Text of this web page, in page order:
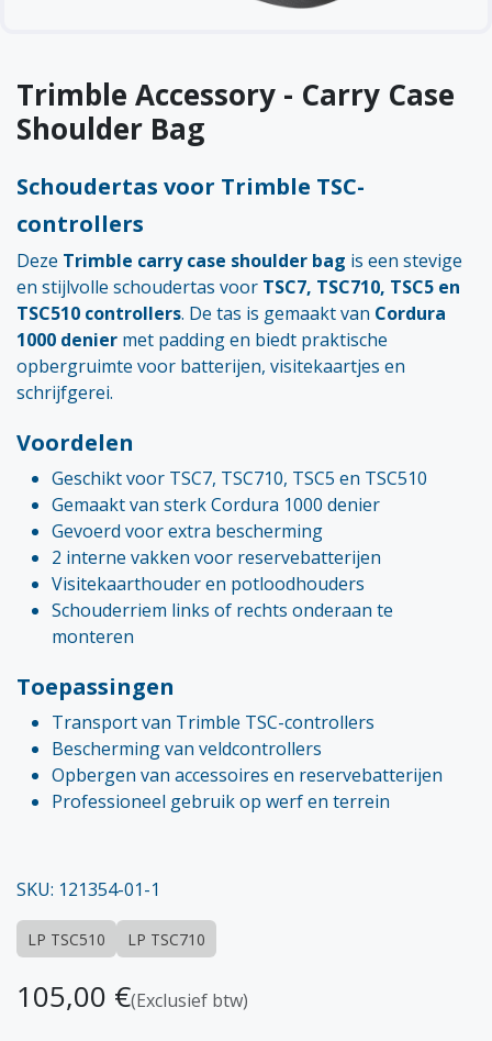
Trimble Accessory - Carry Case
Shoulder Bag
Schoudertas voor Trimble TSC-
controllers
Deze Trimble carry case shoulder bag is een stevige
en stijlvolle schoudertas voor TSC7, TSC710, TSC5 en
TSC510 controllers. De tas is gemaakt van Cordura
1000 denier met padding en biedt praktische
opbergruimte voor batterijen, visitekaartjes en
schrijfgerei.
Voordelen
Geschikt voor TSC7, TSC710, TSC5 en TSC510
Gemaakt van sterk Cordura 1000 denier
Gevoerd voor extra bescherming
2 interne vakken voor reservebatterijen
Visitekaarthouder en potloodhouders
Schouderriem links of rechts onderaan te
monteren
Toepassingen
Transport van Trimble TSC-controllers
Bescherming van veldcontrollers
Opbergen van accessoires en reservebatterijen
Professioneel gebruik op werf en terrein
SKU: 121354-01-1
LP TSC510 LP TSC710
105,00 €(Exclusief btw)